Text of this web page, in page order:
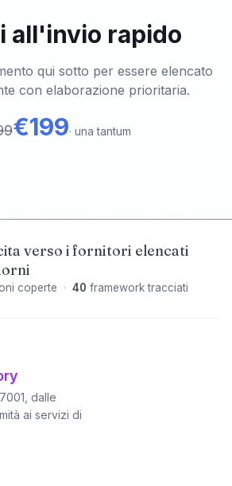
all'invio rapido
qui sotto per essere elencato
con elaborazione prioritaria.
€199· una tantum
verso i fornitori elencati
coperte · 40 framework tracciati
dalle
ai servizi di